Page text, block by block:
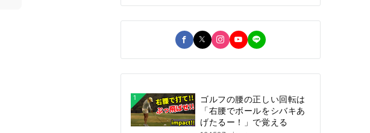
1
ゴルフの腰の正しい回転は
「右腰でボールをシバキあ
げたるー！」で覚える